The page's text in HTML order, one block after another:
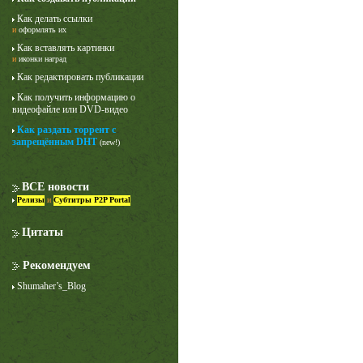
Как делать ссылки
и оформлять их
Как вставлять картинки
и иконки наград
Как редактировать публикации
Как получить информацию о
видеофайле или DVD-видео
Как раздать торрент с
запрещённым DHT (new!)
ВСЕ новости
Релизы и Субтитры P2P Portal
Цитаты
Рекомендуем
Shumaher’s_Blog